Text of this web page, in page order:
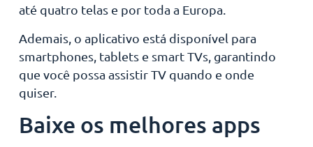
até quatro telas e por toda a Europa.
Ademais, o aplicativo está disponível para
smartphones, tablets e smart TVs, garantindo
que você possa assistir TV quando e onde
quiser.
Baixe os melhores apps